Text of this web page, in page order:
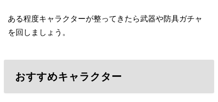
ある程度キャラクターが整ってきたら武器や防具ガチャ
を回しましょう。
おすすめキャラクター